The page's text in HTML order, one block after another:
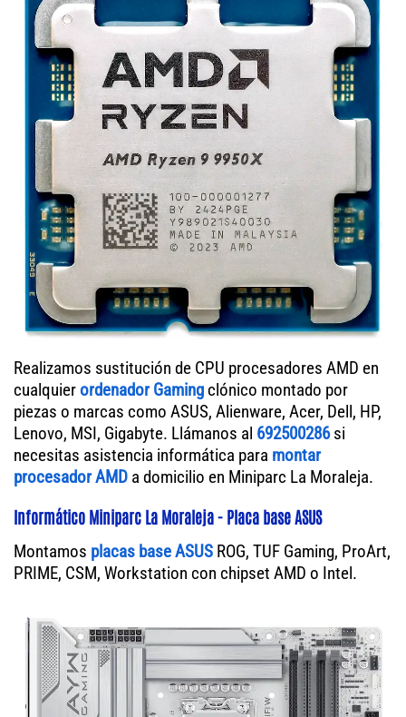
Realizamos sustitución de CPU procesadores AMD en
cualquierordenador Gaming clónico montado por
piezas o marcas como ASUS, Alienware, Acer, Dell, HP,
Lenovo, MSI, Gigabyte. Llámanos al 692500286si
necesitas asistencia informática para montar
procesador AMD a domicilio en Miniparc La Moraleja.
Informático Miniparc La Moraleja - Placa base ASUS
Montamos placas base ASUS ROG, TUF Gaming, ProArt,
PRIME, CSM, Workstation con chipset AMD o Intel.